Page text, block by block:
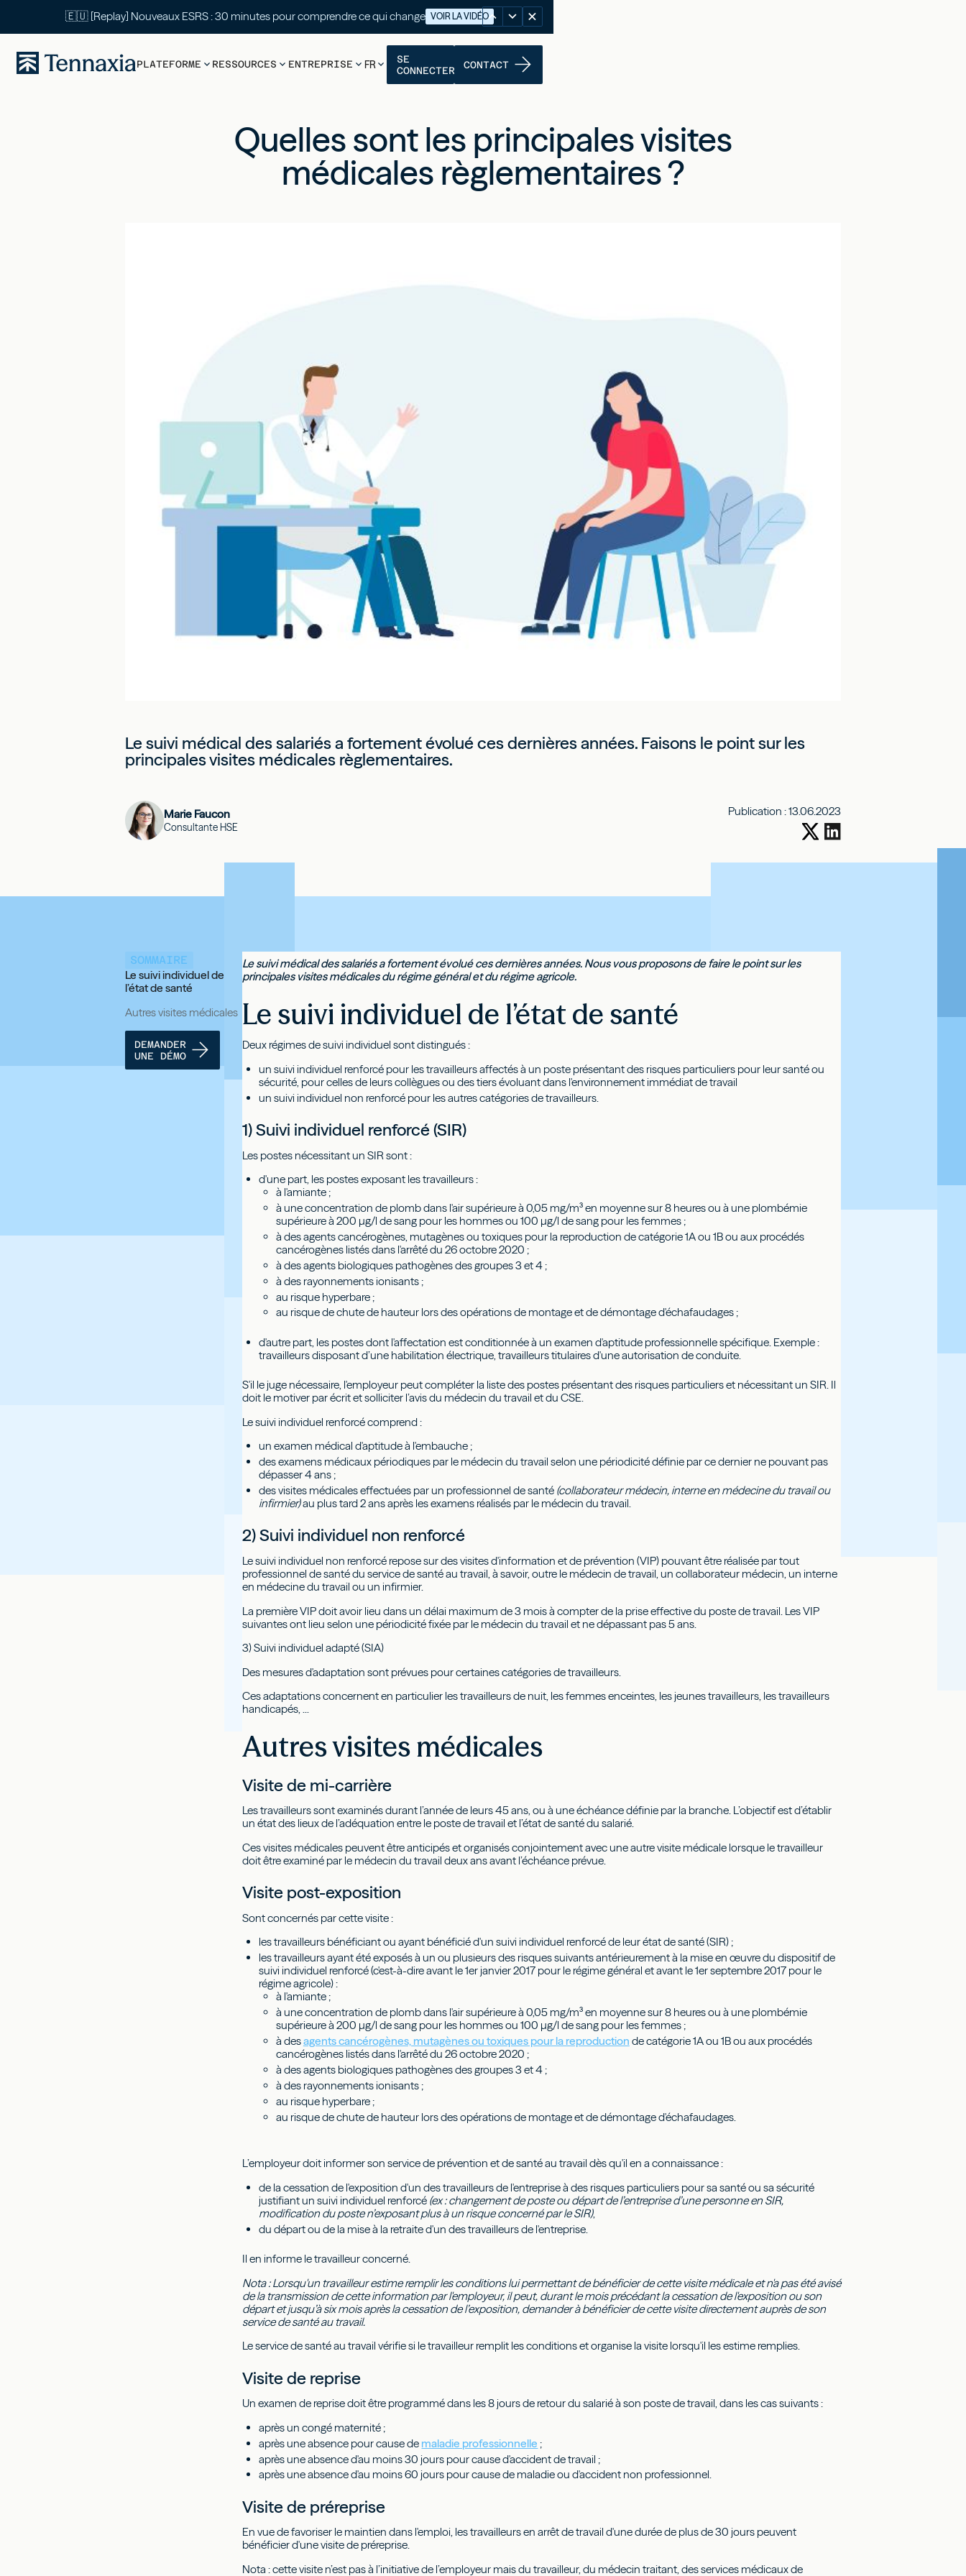
🇪🇺 [Replay] Nouveaux ESRS : 30 minutes pour comprendre ce qui change VOIR LA VIDÉO
PLATEFORME RESSOURCES ENTREPRISE FR
SE
CONNECTER
CONTACT
Quelles sont les principales visites
médicales règlementaires ?
Le suivi médical des salariés a fortement évolué ces dernières années. Faisons le point sur les
principales visites médicales règlementaires.
Marie Faucon
Consultante HSE
Publication :13.06.2023
SOMMAIRE
Le suivi individuel de
l’état de santé
Autres visites médicales
DEMANDER
UNE DÉMO
Le suivi médical des salariés a fortement évolué ces dernières années. Nous vous proposons de faire le point sur les
principales visites médicales du régime général et du régime agricole.
Le suivi individuel de l’état de santé
Deux régimes de suivi individuel sont distingués :
un suivi individuel renforcé pour les travailleurs affectés à un poste présentant des risques particuliers pour leur santé ou
sécurité, pour celles de leurs collègues ou des tiers évoluant dans l'environnement immédiat de travail
un suivi individuel non renforcé pour les autres catégories de travailleurs.
1) Suivi individuel renforcé (SIR)
Les postes nécessitant un SIR sont :
d'une part, les postes exposant les travailleurs :
à l'amiante ;
à une concentration de plomb dans l'air supérieure à 0,05 mg/m³ en moyenne sur 8 heures ou à une plombémie
supérieure à 200 µg/l de sang pour les hommes ou 100 µg/l de sang pour les femmes ;
à des agents cancérogènes, mutagènes ou toxiques pour la reproduction de catégorie 1A ou 1B ou aux procédés
cancérogènes listés dans l'arrêté du 26 octobre 2020 ;
à des agents biologiques pathogènes des groupes 3 et 4 ;
à des rayonnements ionisants ;
au risque hyperbare ;
au risque de chute de hauteur lors des opérations de montage et de démontage d'échafaudages ;
d'autre part, les postes dont l'affectation est conditionnée à un examen d'aptitude professionnelle spécifique. Exemple :
travailleurs disposant d’une habilitation électrique, travailleurs titulaires d'une autorisation de conduite.
S'il le juge nécessaire, l'employeur peut compléter la liste des postes présentant des risques particuliers et nécessitant un SIR. Il
doit le motiver par écrit et solliciter l’avis du médecin du travail et du CSE.
Le suivi individuel renforcé comprend :
un examen médical d'aptitude à l'embauche ;
des examens médicaux périodiques par le médecin du travail selon une périodicité définie par ce dernier ne pouvant pas
dépasser 4 ans ;
des visites médicales effectuées par un professionnel de santé (collaborateur médecin, interne en médecine du travail ou
infirmier)au plus tard 2 ans après les examens réalisés par le médecin du travail.
2) Suivi individuel non renforcé
Le suivi individuel non renforcé repose sur des visites d'information et de prévention (VIP) pouvant être réalisée par tout
professionnel de santé du service de santé au travail, à savoir, outre le médecin de travail, un collaborateur médecin, un interne
en médecine du travail ou un infirmier.
La première VIP doit avoir lieu dans un délai maximum de 3 mois à compter de la prise effective du poste de travail. Les VIP
suivantes ont lieu selon une périodicité fixée par le médecin du travail et ne dépassant pas 5 ans.
3) Suivi individuel adapté (SIA)
Des mesures d'adaptation sont prévues pour certaines catégories de travailleurs.
Ces adaptations concernent en particulier les travailleurs de nuit, les femmes enceintes, les jeunes travailleurs, les travailleurs
handicapés, ...
Autres visites médicales
Visite de mi-carrière
Les travailleurs sont examinés durant l’année de leurs 45 ans, ou à une échéance définie par la branche. L’objectif est d’établir
un état des lieux de l’adéquation entre le poste de travail et l’état de santé du salarié.
Ces visites médicales peuvent être anticipés et organisés conjointement avec une autre visite médicale lorsque le travailleur
doit être examiné par le médecin du travail deux ans avant l’échéance prévue.
Visite post-exposition
Sont concernés par cette visite :
les travailleurs bénéficiant ou ayant bénéficié d'un suivi individuel renforcé de leur état de santé (SIR) ;
les travailleurs ayant été exposés à un ou plusieurs des risques suivants antérieurement à la mise en œuvre du dispositif de
suivi individuel renforcé (c'est-à-dire avant le 1er janvier 2017 pour le régime général et avant le 1er septembre 2017 pour le
régime agricole) :
à l'amiante ;
à une concentration de plomb dans l'air supérieure à 0,05 mg/m³ en moyenne sur 8 heures ou à une plombémie
supérieure à 200 µg/l de sang pour les hommes ou 100 µg/l de sang pour les femmes ;
à desagents cancérogènes, mutagènes ou toxiques pour la reproduction de catégorie 1A ou 1B ou aux procédés
cancérogènes listés dans l'arrêté du 26 octobre 2020 ;
à des agents biologiques pathogènes des groupes 3 et 4 ;
à des rayonnements ionisants ;
au risque hyperbare ;
au risque de chute de hauteur lors des opérations de montage et de démontage d'échafaudages.
L’employeur doit informer son service de prévention et de santé au travail dès qu'il en a connaissance :
de la cessation de l'exposition d'un des travailleurs de l'entreprise à des risques particuliers pour sa santé ou sa sécurité
justifiant un suivi individuel renforcé (ex : changement de poste ou départ de l’entreprise d’une personne en SIR,
modification du poste n’exposant plus à un risque concerné par le SIR),
du départ ou de la mise à la retraite d'un des travailleurs de l'entreprise.
Il en informe le travailleur concerné.
Nota : Lorsqu'un travailleur estime remplir les conditions lui permettant de bénéficier de cette visite médicale et n'a pas été avisé
de la transmission de cette information par l'employeur, il peut, durant le mois précédant la cessation de l'exposition ou son
départ et jusqu’à six mois après la cessation de l’exposition, demander à bénéficier de cette visite directement auprès de son
service de santé au travail.
Le service de santé au travail vérifie si le travailleur remplit les conditions et organise la visite lorsqu'il les estime remplies.
Visite de reprise
Un examen de reprise doit être programmé dans les 8 jours de retour du salarié à son poste de travail, dans les cas suivants :
après un congé maternité ;
après une absence pour cause de maladie professionnelle ;
après une absence d'au moins 30 jours pour cause d'accident de travail ;
après une absence d'au moins 60 jours pour cause de maladie ou d'accident non professionnel.
Visite de préreprise
En vue de favoriser le maintien dans l'emploi, les travailleurs en arrêt de travail d'une durée de plus de 30 jours peuvent
bénéficier d'une visite de préreprise.
Nota : cette visite n’est pas à l’initiative de l’employeur mais du travailleur, du médecin traitant, des services médicaux de